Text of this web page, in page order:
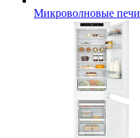
Микроволновые печи